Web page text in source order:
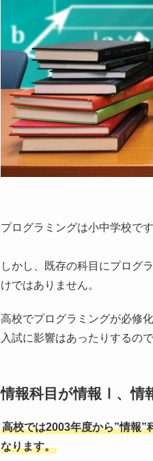
プログラミングは小中学校で
しかし、既存の科目にプログ
けではありません。
高校でプログラミングが必修
入試に影響はあったりするので
情報科目が情報Ⅰ、情
高校では2003年度から”情報
なります。